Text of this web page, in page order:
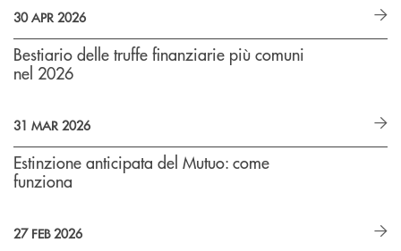
30 APR 2026
Bestiario delle truffe finanziarie più comuni
nel 2026
31 MAR 2026
Estinzione anticipata del Mutuo: come
funziona
27 FEB 2026